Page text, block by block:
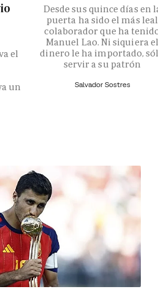
el
un
Desde sus quince días en
puerta ha sido el más leal
colaborador que ha
Manuel Lao. Ni siquiera
dinero le ha importado,
servir a su patrón
Salvador Sostres